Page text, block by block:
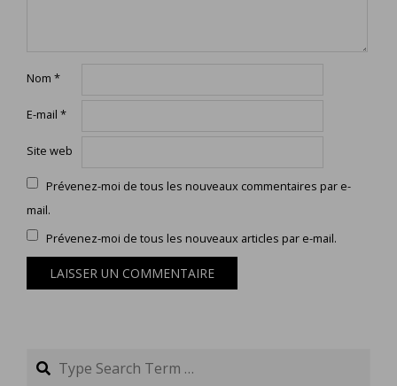
Nom *
E-mail *
Site web
Prévenez-moi de tous les nouveaux commentaires par e-
mail.
Prévenez-moi de tous les nouveaux articles par e-mail.
Search